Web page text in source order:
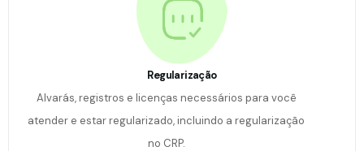
Regularização
Alvarás, registros e licenças necessários para você
atender e estar regularizado, incluindo a regularização
no CRP.